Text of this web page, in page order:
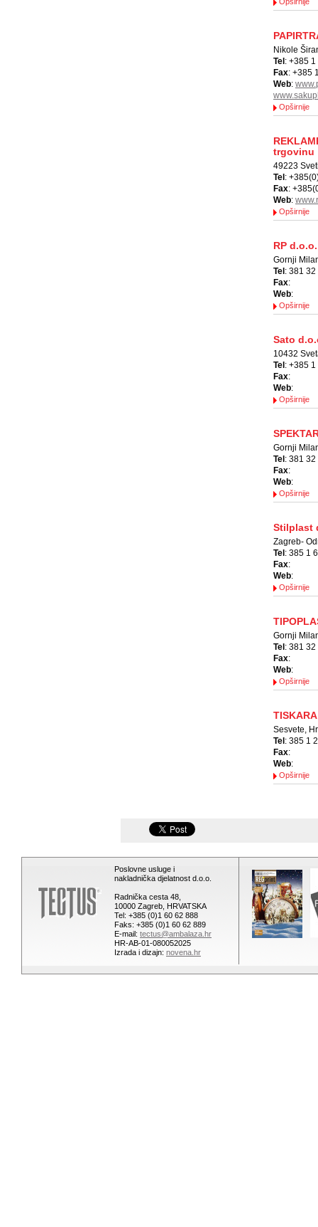
Nikole
Tel : +385
Fax: +385
Web:
Opširnije
trgovinu
49223
Tel :
Fax:
Web:
Opširnije
RP
Gornji
Tel : 381
Fax:
Web:
Opširnije
Sato
10432
Tel : +385
Fax:
Web:
Opširnije
Gornji
Tel : 381
Fax:
Web:
Opširnije
Stilplast
Zagreb-
Tel : 385 1
Fax:
Web:
Opširnije
Gornji
Tel : 381
Fax:
Web:
Opširnije
Sesvete,
Tel : 385 1
Fax:
Web:
Opširnije
Poslovne usluge i
nakladnička djelatnost d.o.o.
Radnička cesta 48,
10000 Zagreb, HRVATSKA
Tel: +385 (0)1 60 62 888
Faks: +385 (0)1 60 62 889
E-mail: tectus@ambalaza.hr
HR-AB-01-080052025
Izrada i dizajn: novena.hr